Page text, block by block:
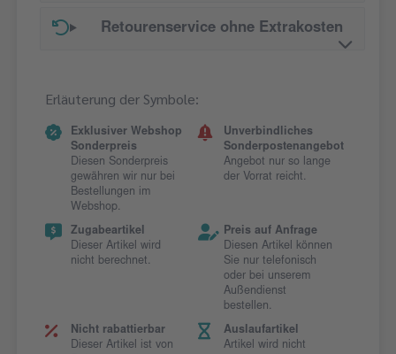
Retourenservice ohne Extrakosten
Erläuterung der Symbole:
Exklusiver Webshop
Sonderpreis
Diesen Sonderpreis
gewähren wir nur bei
Bestellungen im
Webshop.
Unverbindliches
Sonderpostenangebot
Angebot nur so lange
der Vorrat reicht.
Zugabeartikel
Dieser Artikel wird
nicht berechnet.
Preis auf Anfrage
Diesen Artikel können
Sie nur telefonisch
oder bei unserem
Außendienst
bestellen.
Nicht rabattierbar
Dieser Artikel ist von
Auslaufartikel
Artikel wird nicht